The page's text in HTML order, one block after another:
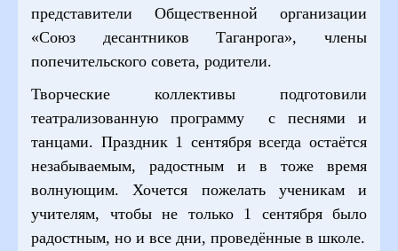
представители Общественной организации
«Союз десантников Таганрога», члены
попечительского совета, родители.
Творческие коллективы подготовили
театрализованную программу с песнями и
танцами. Праздник 1 сентября всегда остаётся
незабываемым, радостным и в тоже время
волнующим. Хочется пожелать ученикам и
учителям, чтобы не только 1 сентября было
радостным, но и все дни, проведённые в школе.